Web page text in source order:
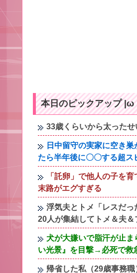
本日のピックアップ |ω
33歳くらいから太った
日中留守の実家に空き
たら半年後に〇〇する超
「託卵」で他人の子を
末路がエグすぎる
浮気夫とトメ「レスだ
20人が集結してトメ＆夫
犬が大嫌いで脂汗が止
い光景』を目撃→必死で救
帰省した私（29歳事務